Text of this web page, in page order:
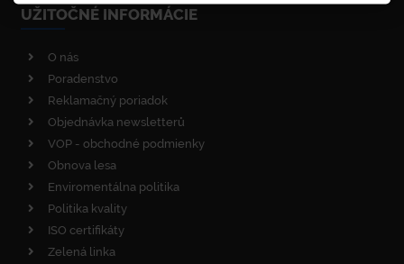
UŽITOČNÉ INFORMÁCIE
O nás
Poradenstvo
Reklamačný poriadok
Objednávka newsletterů
VOP - obchodné podmienky
Obnova lesa
Enviromentálna politika
Politika kvality
ISO certifikáty
Zelená linka